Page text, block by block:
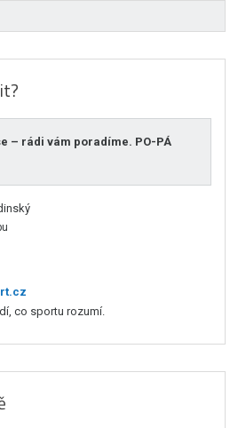
– rádi vám poradíme. PO-PÁ
co sportu rozumí.